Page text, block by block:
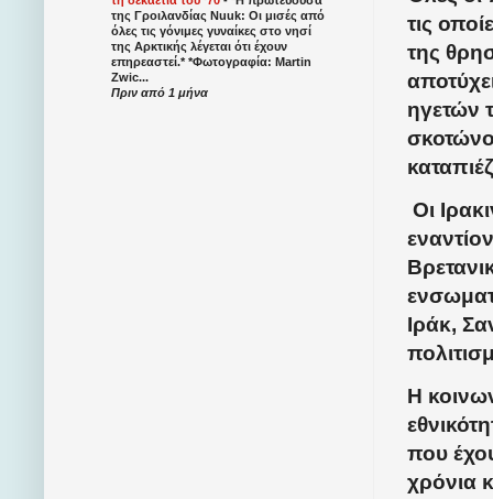
τις
της
ηγετών
Οι
Ιράκ,
Η
που
χρόνια
της Γροιλανδίας Nuuk: Οι μισές από
όλες τις γόνιμες γυναίκες στο νησί
της Αρκτικής λέγεται ότι έχουν
επηρεαστεί.* *Φωτογραφία: Martin
Zwic...
Πριν από 1 μήνα